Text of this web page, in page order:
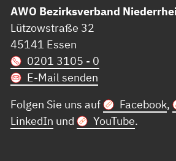
AWO Bezirksverband
Lützowstraße 32
45141 Essen
0201 3105 - 0
E-Mail senden
Folgen Sie uns auf
Facebook,
LinkedIn und YouTube.